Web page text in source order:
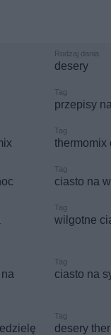
desery
przepisy
thermomix
ciasto na
wilgotne
ciasto na
desery